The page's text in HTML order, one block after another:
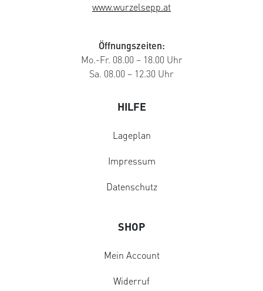
www.wurzelsepp.at
Öffnungszeiten:
Mo.-Fr. 08.00 – 18.00 Uhr
Sa. 08.00 – 12.30 Uhr
HILFE
Lageplan
Impressum
Datenschutz
SHOP
Mein Account
Widerruf